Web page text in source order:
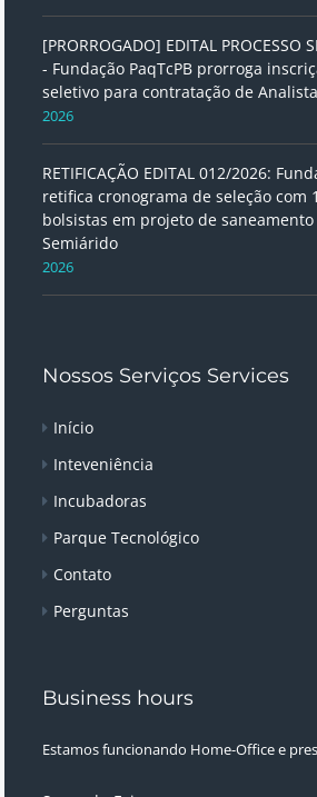
[PRORROGADO] EDITAL PROCESSO
- Fundação PaqTcPB prorroga
seletivo para contratação de
2026
RETIFICAÇÃO EDITAL 012/2026:
retifica cronograma de seleção com
bolsistas em projeto de
Semiárido
2026
Nossos Serviços Services
Início
Inteveniência
Incubadoras
Parque Tecnológico
Contato
Perguntas
Business hours
Estamos funcionando Home-Office e